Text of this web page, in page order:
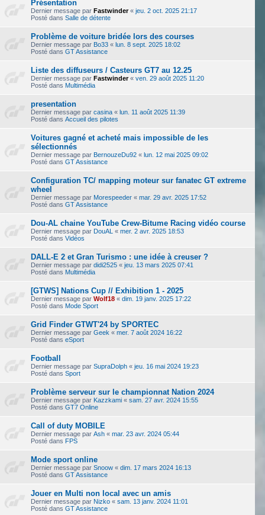
Présentation
Dernier message par Fastwinder« jeu. 2 oct. 2025 21:17
Posté dans Salle de détente
Problème de voiture bridée lors des courses
Dernier message par Bo33 « lun. 8 sept. 2025 18:02
Posté dans GT Assistance
Liste des diffuseurs / Casteurs GT7 au 12.25
Dernier message par Fastwinder« ven. 29 août 2025 11:20
Posté dans Multimédia
presentation
Dernier message par casina « lun. 11 août 2025 11:39
Posté dans Accueil des pilotes
Voitures gagné et acheté mais impossible de les
sélectionnés
Dernier message par BernouzeDu92 « lun. 12 mai 2025 09:02
Posté dans GT Assistance
Configuration TC/ mapping moteur sur fanatec GT extreme
wheel
Dernier message par Morespeeder « mar. 29 avr. 2025 17:52
Posté dans GT Assistance
Dou-AL chaine YouTube Crew-Bitume Racing vidéo course
Dernier message par DouAL « mer. 2 avr. 2025 18:53
Posté dans Vidéos
DALL-E 2 et Gran Turismo : une idée à creuser ?
Dernier message par didi2525 « jeu. 13 mars 2025 07:41
Posté dans Multimédia
[GTWS] Nations Cup // Exhibition 1 - 2025
Dernier message par Wolf18 « dim. 19 janv. 2025 17:22
Posté dans Mode Sport
Grid Finder GTWT'24 by SPORTEC
Dernier message par Geek « mer. 7 août 2024 16:22
Posté dans eSport
Football
Dernier message par SupraDolph « jeu. 16 mai 2024 19:23
Posté dans Sport
Problème serveur sur le championnat Nation 2024
Dernier message par Kazzkami « sam. 27 avr. 2024 15:55
Posté dans GT7 Online
Call of duty MOBILE
Dernier message par Ash « mar. 23 avr. 2024 05:44
Posté dans FPS
Mode sport online
Dernier message par Snoow « dim. 17 mars 2024 16:13
Posté dans GT Assistance
Jouer en Multi non local avec un amis
Dernier message par Nizko « sam. 13 janv. 2024 11:01
Posté dans GT Assistance